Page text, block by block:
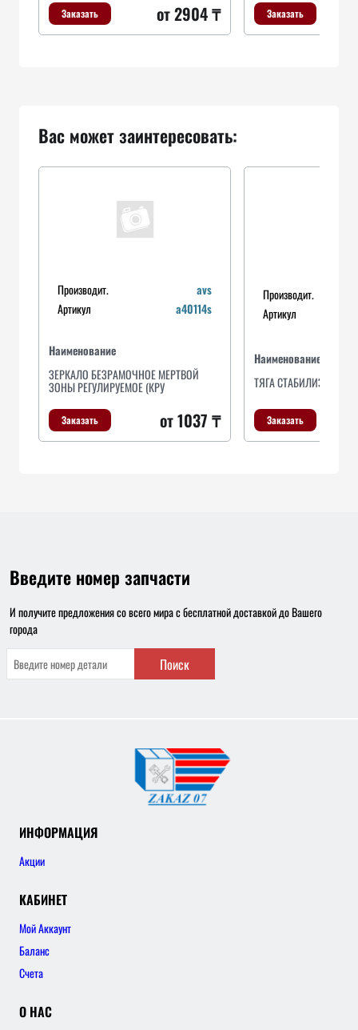
Заказать от 2904 ₸ Заказать
Вас может заинтересовать:
Производит.
avs
Артикул
a40114s
Наименование
ЗЕРКАЛО БЕЗРАМОЧНОЕ МЕРТВОЙ
ЗОНЫ РЕГУЛИРУЕМОЕ (КРУ
Заказать от 1037 ₸
Производит.
Артикул
Наименование
ТЯГА СТАБИЛИЗАТОРА
Заказать
Введите номер запчасти
И получите предложения со всего мира с бесплатной доставкой до Вашего
города
Поиск
ИНФОРМАЦИЯ
Акции
КАБИНЕТ
Мой Аккаунт
Баланс
Счета
О НАС